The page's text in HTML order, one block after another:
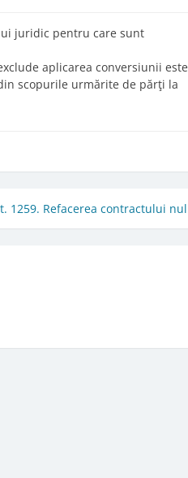
juridic pentru care sunt
aplicarea conversiunii este
scopurile urmărite de părţi la
1259. Refacerea contractului nul